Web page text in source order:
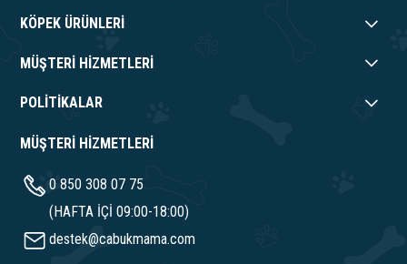
KÖPEK ÜRÜNLERİ
MÜŞTERİ HİZMETLERİ
POLİTİKALAR
MÜŞTERİ HİZMETLERİ
0 850 308 07 75
(HAFTA İÇİ 09:00-18:00)
destek@cabukmama.com